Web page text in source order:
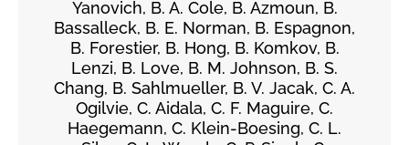
Yanovich, B. A. Cole, B. Azmoun, B.
Bassalleck, B. E. Norman, B. Espagnon,
B. Forestier, B. Hong, B. Komkov, B.
Lenzi, B. Love, B. M. Johnson, B. S.
Chang, B. Sahlmueller, B. V. Jacak, C. A.
Ogilvie, C. Aidala, C. F. Maguire, C.
Haegemann, C. Klein-Boesing, C. L.